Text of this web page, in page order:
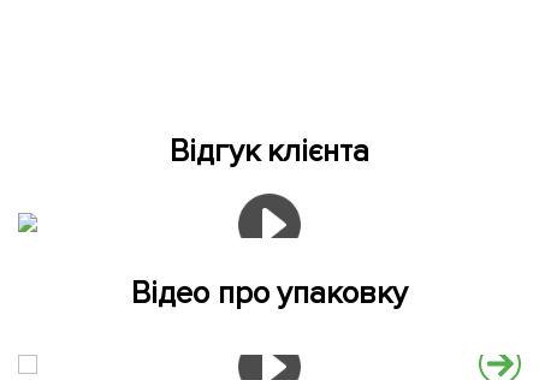
Відгук клієнта
Відео про упаковку